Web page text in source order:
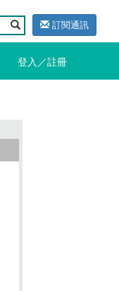
訂閱通訊
登入／註冊